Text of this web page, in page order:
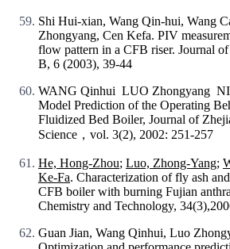
Shi Hui-xian, Wang Qin-hui, Wang
Zhongyang, Cen Kefa. PIV
flow pattern in a CFB riser. Journal
B, 6 (2003), 39-44
WANG Qinhui LUO Zhongyang
Model Prediction of the Operating
Fluidized Bed Boiler, Journal of
Science，vol. 3(2), 2002: 251-257
He, Hong-Zhou; Luo, Zhong-Yang;
Ke-Fa. Characterization of fly ash
CFB boiler with burning Fujian
Chemistry and Technology,
Guan Jian, Wang Qinhui, Luo